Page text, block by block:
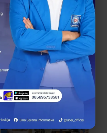
Lulusan Berdaya Saing
Dimulai dari
Kompetensi, UBSI
Kampus Cikampek
Bekali Mahasiswa…